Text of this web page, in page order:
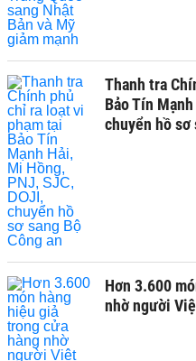
Thanh tra
Bảo Tín
chuyển hồ sơ
Hơn 3.600
nhờ người